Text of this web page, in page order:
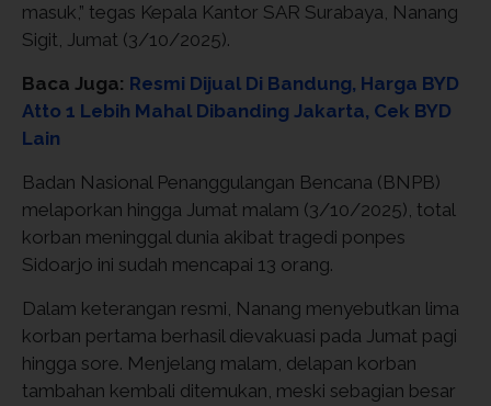
masuk,” tegas Kepala Kantor SAR Surabaya, Nanang
Sigit, Jumat (3/10/2025).
Baca Juga: Resmi Dijual Di Bandung, Harga BYD
Atto 1 Lebih Mahal Dibanding Jakarta, Cek BYD
Lain
Badan Nasional Penanggulangan Bencana (BNPB)
melaporkan hingga Jumat malam (3/10/2025), total
korban meninggal dunia akibat tragedi ponpes
Sidoarjo ini sudah mencapai 13 orang.
Dalam keterangan resmi, Nanang menyebutkan lima
korban pertama berhasil dievakuasi pada Jumat pagi
hingga sore. Menjelang malam, delapan korban
tambahan kembali ditemukan, meski sebagian besar